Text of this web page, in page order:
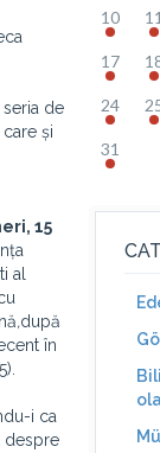
de
și
15
al
,după
în
i ca
despre
10 11
17
24
31